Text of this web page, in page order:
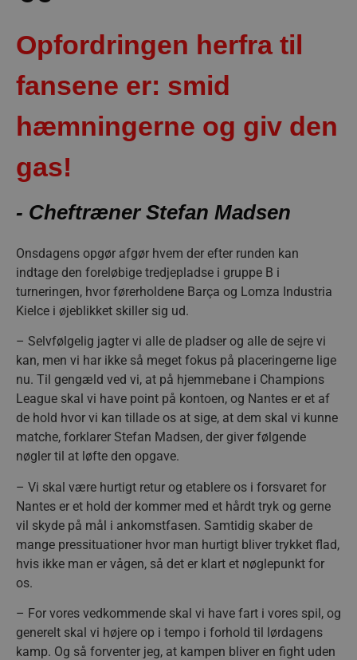
Opfordringen herfra til
fansene er: smid
hæmningerne og giv den
gas!
- Cheftræner Stefan Madsen
Onsdagens opgør afgør hvem der efter runden kan
indtage den foreløbige tredjepladse i gruppe B i
turneringen, hvor førerholdene Barça og Lomza Industria
Kielce i øjeblikket skiller sig ud.
– Selvfølgelig jagter vi alle de pladser og alle de sejre vi
kan, men vi har ikke så meget fokus på placeringerne lige
nu. Til gengæld ved vi, at på hjemmebane i Champions
League skal vi have point på kontoen, og Nantes er et af
de hold hvor vi kan tillade os at sige, at dem skal vi kunne
matche, forklarer Stefan Madsen, der giver følgende
nøgler til at løfte den opgave.
– Vi skal være hurtigt retur og etablere os i forsvaret for
Nantes er et hold der kommer med et hårdt tryk og gerne
vil skyde på mål i ankomstfasen. Samtidig skaber de
mange pressituationer hvor man hurtigt bliver trykket flad,
hvis ikke man er vågen, så det er klart et nøglepunkt for
os.
– For vores vedkommende skal vi have fart i vores spil, og
generelt skal vi højere op i tempo i forhold til lørdagens
kamp. Og så forventer jeg, at kampen bliver en fight uden